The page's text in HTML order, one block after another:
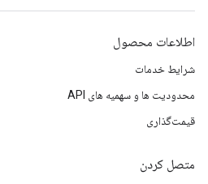
اطلاعات محصول
شرایط خدمات
محدودیت ها و سهمیه های API
قیمت‌گذاری
متصل کردن